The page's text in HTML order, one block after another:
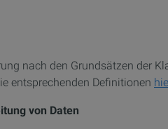
nach den Grundsätzen der
entsprechenden Definitionen
von Daten